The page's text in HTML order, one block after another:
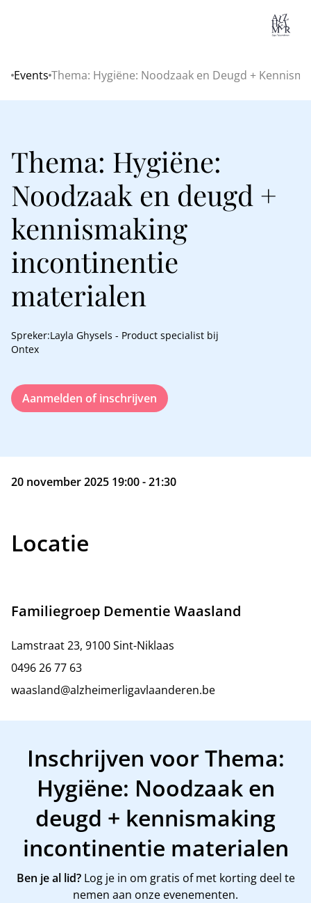
Home
Events Thema: Hygiëne: Noodzaak en Deugd +
Thema: Hygiëne:
Noodzaak en deugd +
kennismaking
incontinentie
materialen
Spreker:Layla Ghysels - Product specialist bij
Ontex
Aanmelden of inschrijven
20 november 2025 19:00 - 21:30
Locatie
Familiegroep Dementie Waasland
Lamstraat 23, 9100 Sint-Niklaas
0496 26 77 63
waasland@alzheimerligavlaanderen.be
Inschrijven voor Thema:
Hygiëne: Noodzaak en
deugd + kennismaking
incontinentie materialen
Ben je al lid?Log je in om gratis of met korting deel te
nemen aan onze evenementen.